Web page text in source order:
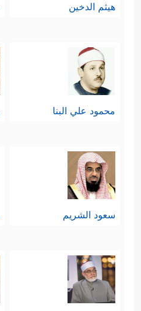
هيثم الدخين
محمود علي البنا
سعود الشريم